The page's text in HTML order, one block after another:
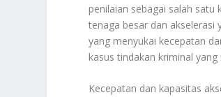
penilaian sebagai salah satu
tenaga besar dan
yang menyukai kecepatan
kasus tindakan kriminal
Kecepatan dan kapasitas